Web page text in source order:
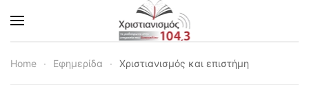
Skip to main content
Home Εφημερίδα Χριστιανισμός και επιστήμη